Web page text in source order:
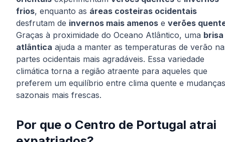
frios, enquanto as áreas costeiras ocidentais
desfrutam de invernos mais amenos e verões
Graças à proximidade do Oceano Atlântico, uma brisa
atlântica ajuda a manter as temperaturas de verão
partes ocidentais mais agradáveis. Essa variedade
climática torna a região atraente para aqueles que
preferem um equilíbrio entre clima quente e mudanças
sazonais mais frescas.
Por que o Centro de Portugal atrai